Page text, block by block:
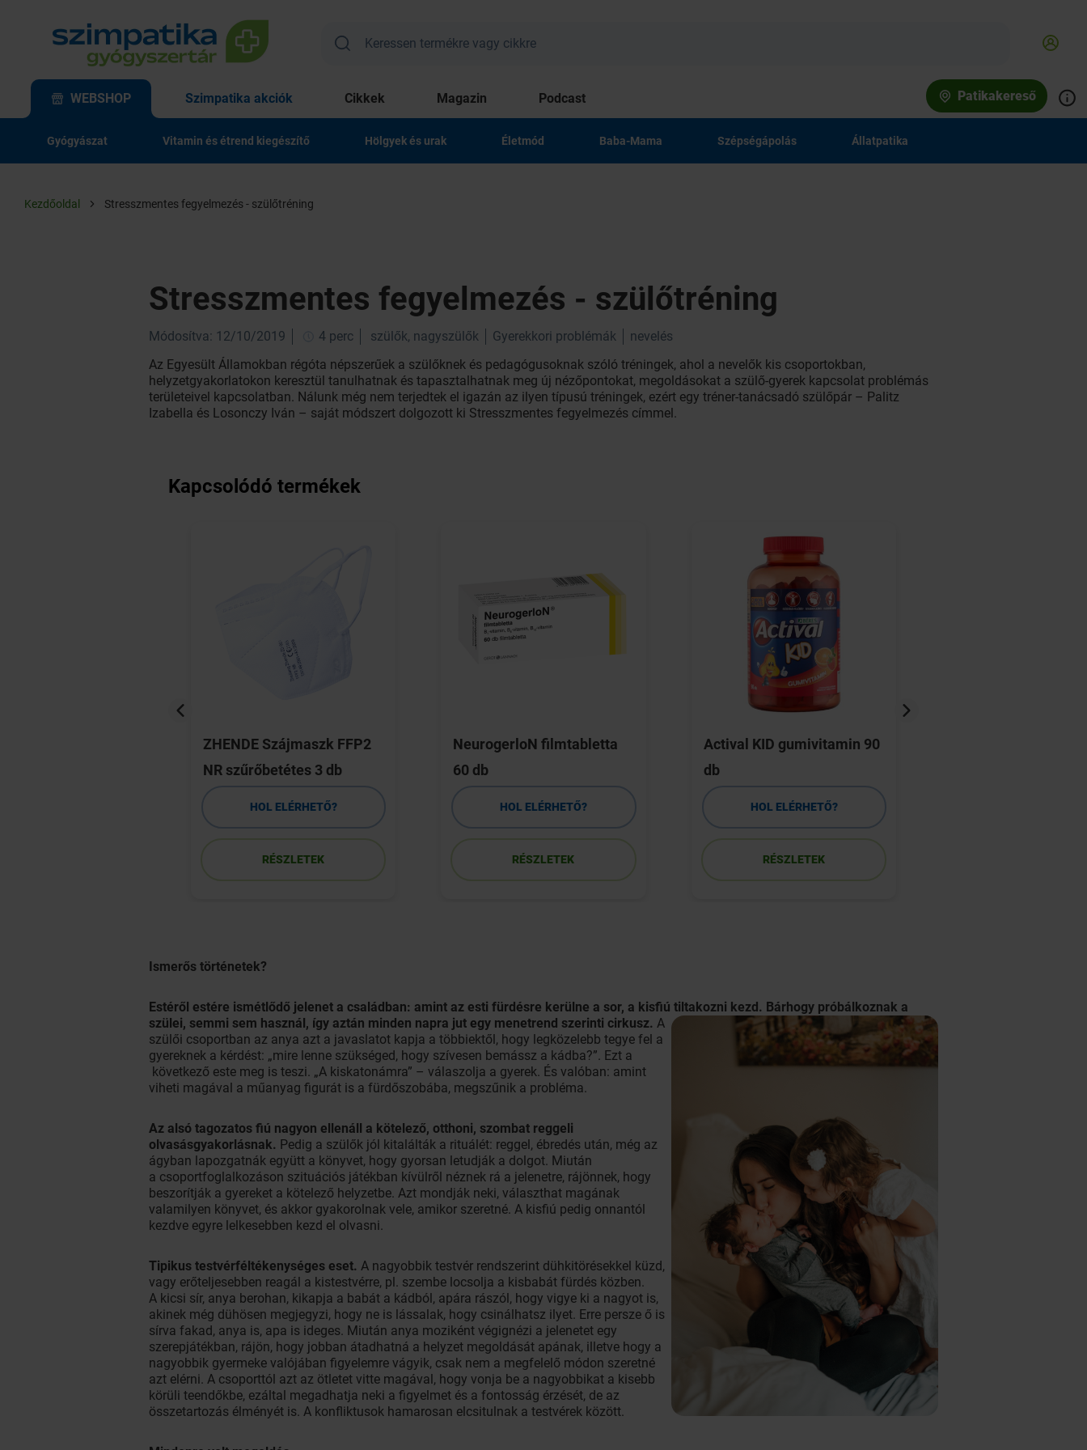
WEBSHOP Szimpatika akciók Cikkek Magazin Podcast Patikakereső
Gyógyászat Vitamin és étrend kiegészítő Hölgyek és urak Életmód Baba-Mama Szépségápolás Állatpatika
Kezdőoldal Stresszmentes fegyelmezés - szülőtréning
Stresszmentes fegyelmezés - szülőtréning
Módosítva: 12/10/2019 4 perc szülők, nagyszülők Gyerekkori problémák
nevelés
Az Egyesült Államokban régóta népszerűek a szülőknek és pedagógusoknak szóló tréningek, ahol a nevelők kis csoportokban,
helyzetgyakorlatokon keresztül tanulhatnak és tapasztalhatnak meg új nézőpontokat, megoldásokat a szülő-gyerek kapcsolat problémás
területeivel kapcsolatban. Nálunk még nem terjedtek el igazán az ilyen típusú tréningek, ezért egy tréner-tanácsadó szülőpár – Palitz
Izabella és Losonczy Iván – saját módszert dolgozott ki Stresszmentes fegyelmezés címmel.
Kapcsolódó termékek
ZHENDE Szájmaszk FFP2
NR szűrőbetétes 3 db
HOL ELÉRHETŐ?
RÉSZLETEK
NeurogerloN filmtabletta
60 db
HOL ELÉRHETŐ?
RÉSZLETEK
Actival KID gumivitamin 90
db
HOL ELÉRHETŐ?
RÉSZLETEK
Ismerős történetek?
Estéről estére ismétlődő jelenet a családban: amint az esti fürdésre kerülne a sor, a kisfiú tiltakozni kezd. Bárhogy próbálkoznak a
szülei, semmi sem használ, így aztán minden napra jut egy menetrend szerinti cirkusz. A
szülői csoportban az anya azt a javaslatot kapja a többiektől, hogy legközelebb tegye fel a
gyereknek a kérdést: „mire lenne szükséged, hogy szívesen bemássz a kádba?”. Ezt a
következő este meg is teszi. „A kiskatonámra” – válaszolja a gyerek. És valóban: amint
viheti magával a műanyag figurát is a fürdőszobába, megszűnik a probléma.
Az alsó tagozatos fiú nagyon ellenáll a kötelező, otthoni, szombat reggeli
olvasásgyakorlásnak. Pedig a szülők jól kitalálták a rituálét: reggel, ébredés után, még az
ágyban lapozgatnák együtt a könyvet, hogy gyorsan letudják a dolgot. Miután
a csoportfoglalkozáson szituációs játékban kívülről néznek rá a jelenetre, rájönnek, hogy
beszorítják a gyereket a kötelező helyzetbe. Azt mondják neki, választhat magának
valamilyen könyvet, és akkor gyakorolnak vele, amikor szeretné. A kisfiú pedig onnantól
kezdve egyre lelkesebben kezd el olvasni.
Tipikus testvérféltékenységes eset. A nagyobbik testvér rendszerint dühkitörésekkel küzd,
vagy erőteljesebben reagál a kistestvérre, pl. szembe locsolja a kisbabát fürdés közben.
A kicsi sír, anya berohan, kikapja a babát a kádból, apára rászól, hogy vigye ki a nagyot is,
akinek még dühösen megjegyzi, hogy ne is lássalak, hogy csinálhatsz ilyet. Erre persze ő is
sírva fakad, anya is, apa is ideges. Miután anya moziként végignézi a jelenetet egy
szerepjátékban, rájön, hogy jobban átadhatná a helyzet megoldását apának, illetve hogy a
nagyobbik gyermeke valójában figyelemre vágyik, csak nem a megfelelő módon szeretné
azt elérni. A csoporttól azt az ötletet vitte magával, hogy vonja be a nagyobbikat a kisebb
körüli teendőkbe, ezáltal megadhatja neki a figyelmet és a fontosság érzését, de az
összetartozás élményét is. A konfliktusok hamarosan elcsitulnak a testvérek között.